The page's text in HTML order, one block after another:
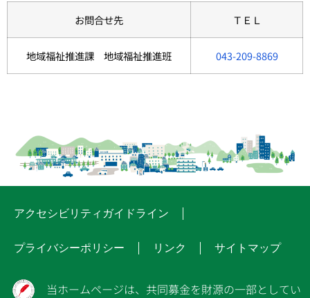
お問合せ先 ＴＥＬ
地域福祉推進課 地域福祉推進班 043-209-8869
アクセシビリティガイドライン
プライバシーポリシー リンク サイトマップ
当ホームページは、共同募金を財源の一部としてい